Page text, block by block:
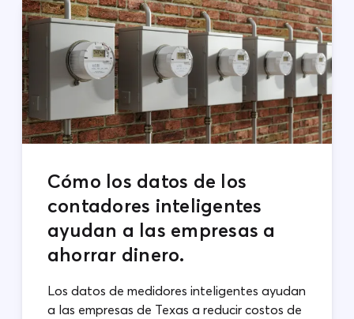
Cómo los datos de los
contadores inteligentes
ayudan a las empresas a
ahorrar dinero.
Los datos de medidores inteligentes ayudan
a las empresas de Texas a reducir costos de